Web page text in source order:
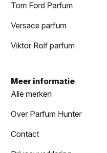
Tom Ford Parfum
Versace parfum
Viktor Rolf parfum
Meer informatie
Alle merken
Over Parfum Hunter
Contact